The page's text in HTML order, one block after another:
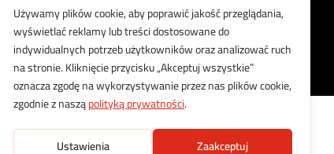
Korzystamy z bezpiecznych płatności